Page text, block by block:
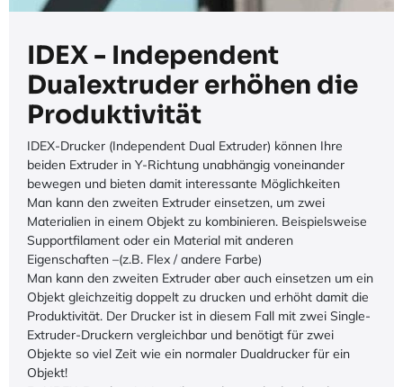
IDEX - Independent
Dualextruder erhöhen die
Produktivität
IDEX-Drucker (Independent Dual Extruder) können Ihre
beiden Extruder in Y-Richtung unabhängig voneinander
bewegen und bieten damit interessante Möglichkeiten
Man kann den zweiten Extruder einsetzen, um zwei
Materialien in einem Objekt zu kombinieren. Beispielsweise
Supportfilament oder ein Material mit anderen
Eigenschaften –(z.B. Flex / andere Farbe)
Man kann den zweiten Extruder aber auch einsetzen um ein
Objekt gleichzeitig doppelt zu drucken und erhöht damit die
Produktivität. Der Drucker ist in diesem Fall mit zwei Single-
Extruder-Druckern vergleichbar und benötigt für zwei
Objekte so viel Zeit wie ein normaler Dualdrucker für ein
Objekt!